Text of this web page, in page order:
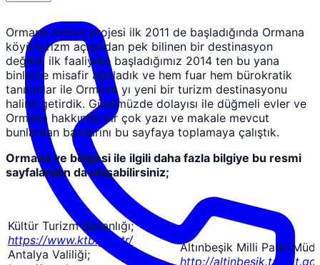
Ormana Active projesi ilk 2011 de başladığında Ormana
köyü turizm açısından pek bilinen bir destinasyon
değildi, ilk faaliyete başladığımız 2014 ten bu yana
binlerce misafir ağırladık ve hem fuar hem bürokratik
tanıtımlar ile Ormana yı yeni bir turizm destinasyonu
haline getirdik. Günümüzde dolayısı ile düğmeli evler ve
Ormana hakkında bir çok yazı ve makale mevcut
bunlardan bazılarını bu sayfaya toplamaya çalıştık.
Ormana ve bölgesi ile ilgili daha fazla bilgiye bu resmi
sayfalardan da ulaşabilirsiniz;
Kültür Turizm Bakanlığı;
https://www.ktb.gov.tr/
Antalya Valiliği;
Altınbeşik Milli Parkı
http://